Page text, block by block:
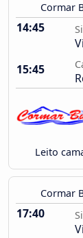
Cormar
14:45
15:45
Leito
Cormar
17:40